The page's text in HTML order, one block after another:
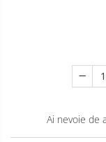
Transmitator de
Accesorii diverse
Ai nevoie de